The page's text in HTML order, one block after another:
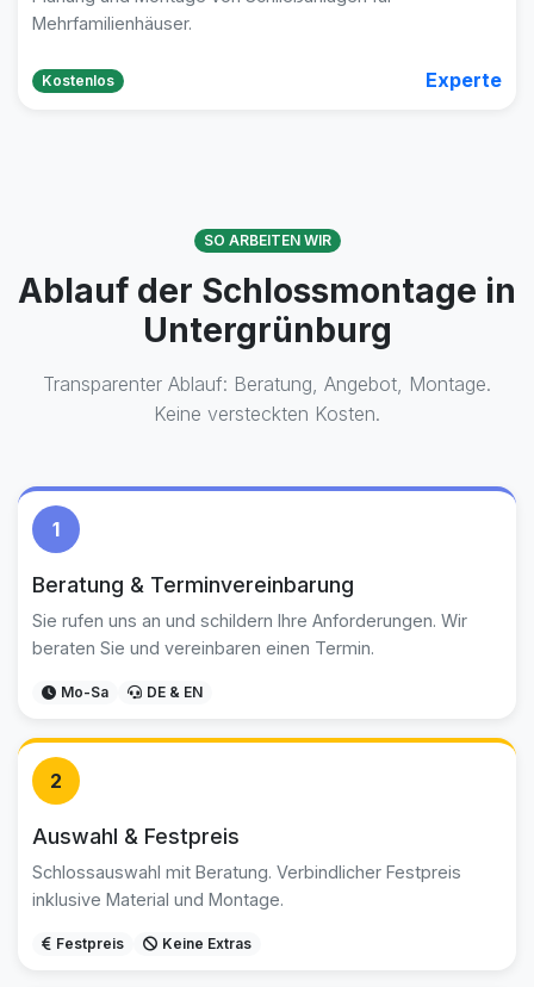
Mehrfamilienhäuser.
Kostenlos Experte
SO ARBEITEN WIR
Ablauf der Schlossmontage in
Untergrünburg
Transparenter Ablauf: Beratung, Angebot, Montage.
Keine versteckten Kosten.
1
Beratung & Terminvereinbarung
Sie rufen uns an und schildern Ihre Anforderungen. Wir
beraten Sie und vereinbaren einen Termin.
Mo-Sa DE & EN
2
Auswahl & Festpreis
Schlossauswahl mit Beratung. Verbindlicher Festpreis
inklusive Material und Montage.
Festpreis Keine Extras